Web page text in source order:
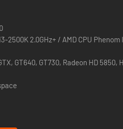
2500K 2.0GHz+ / AMD CPU Phenom
GT640, GT730, Radeon HD 5850,